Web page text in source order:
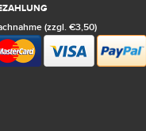
(zzgl. €3,50)